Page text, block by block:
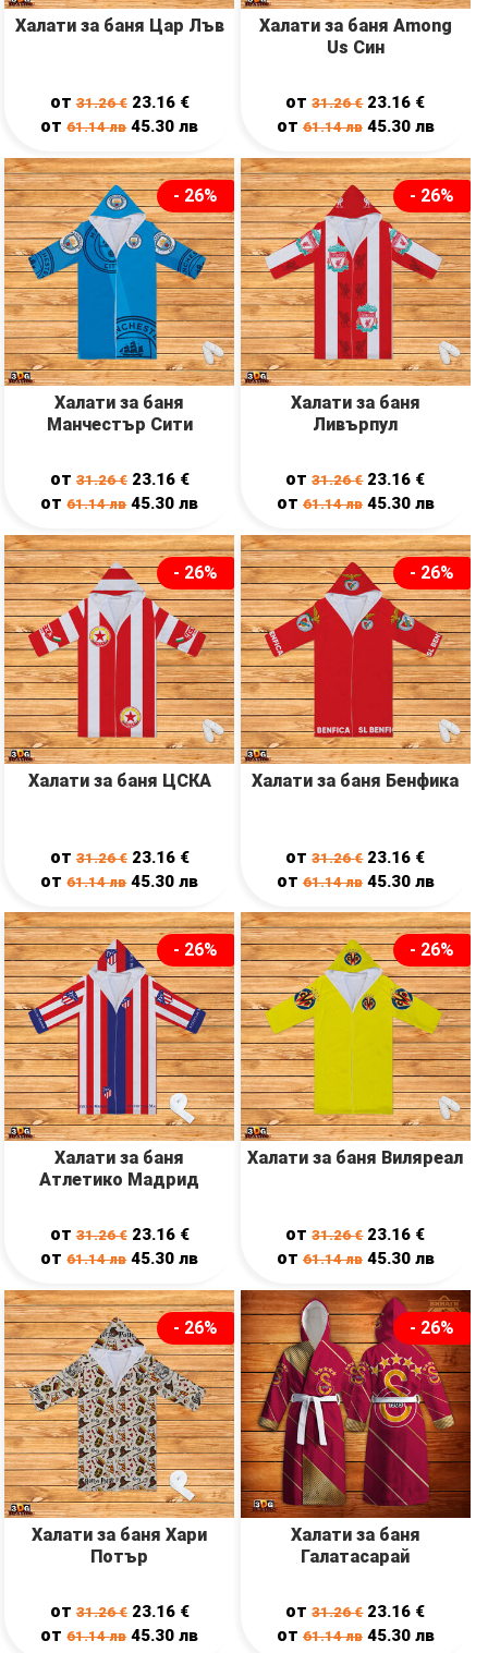
Халати за баня Цар Лъв
от31.26€ 23.16 €
от61.14лв 45.30лв
Халати за баня Among
Us Син
от31.26€ 23.16 €
от 61.14лв 45.30 лв
- 26%
Халати за баня
Манчестър Сити
от31.26€ 23.16 €
от61.14лв 45.30лв
- 26%
Халати за баня
Ливърпул
от31.26€ 23.16 €
от 61.14лв 45.30 лв
- 26%
Халати за баня ЦСКА
от31.26€ 23.16 €
от61.14лв 45.30лв
- 26%
Халати за баня Бенфика
от31.26€ 23.16 €
от 61.14лв 45.30 лв
- 26%
Халати за баня
Атлетико Мадрид
от31.26€ 23.16 €
от61.14лв 45.30лв
- 26%
Халати за баня Виляреал
от31.26€ 23.16 €
от 61.14лв 45.30 лв
- 26%
Халати за баня Хари
Потър
от31.26€ 23.16 €
от61.14лв 45.30лв
- 26%
Халати за баня
Галатасарай
от31.26€ 23.16 €
от 61.14лв 45.30 лв